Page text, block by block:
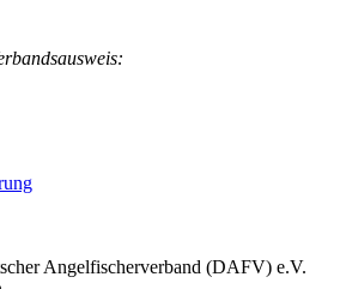
Angelfischerverband (DAFV) e.V.